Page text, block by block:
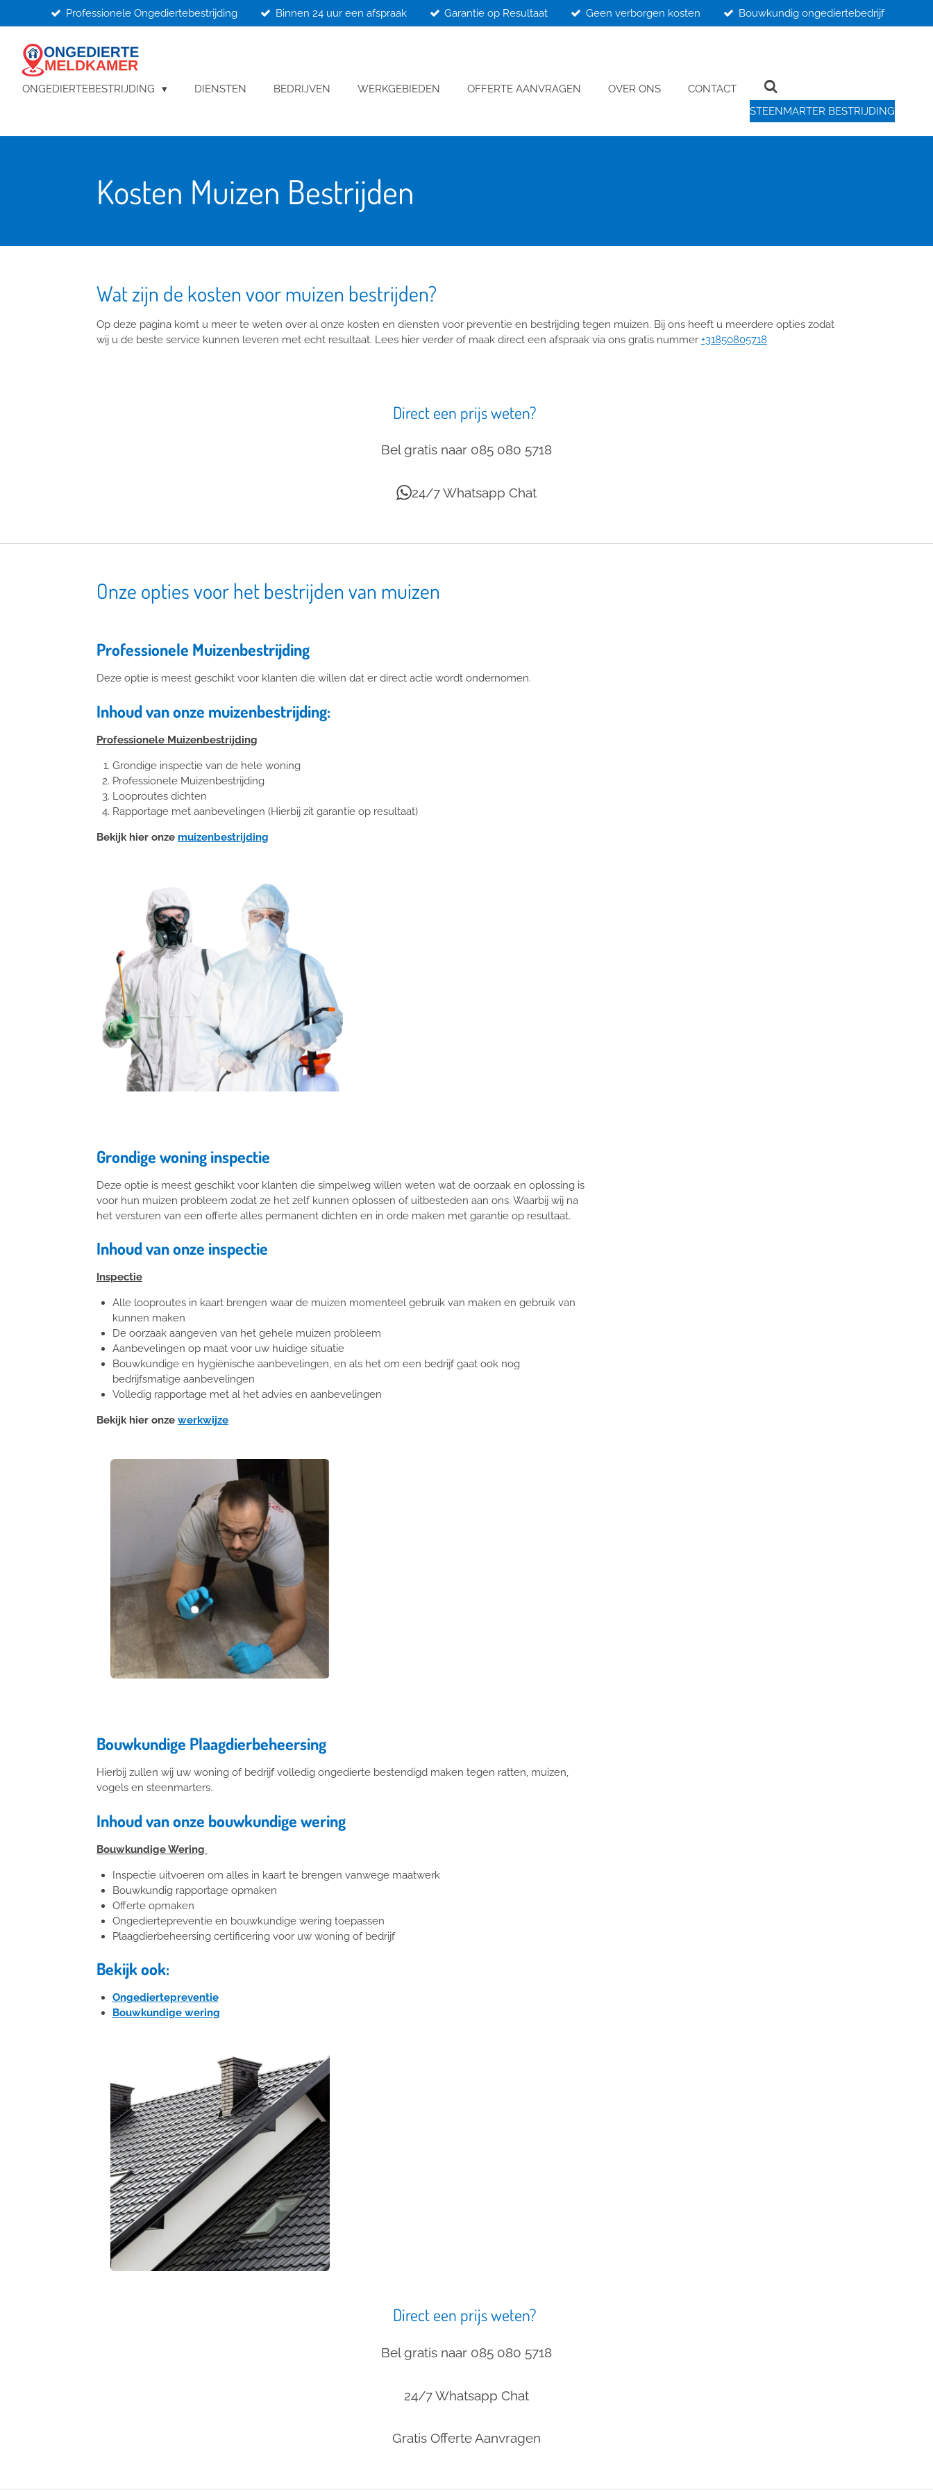
direct
naar
hoofdinhoud
Professionele Ongediertebestrijding Binnen 24 uur een afspraak Garantie op Resultaat Geen verborgen kosten Bouwkundig ongediertebedrijf
ONGEDIERTEBESTRIJDING DIENSTEN BEDRIJVEN WERKGEBIEDEN OFFERTE AANVRAGEN OVER ONS
CONTACT
STEENMARTER BESTRIJDING
Kosten Muizen Bestrijden
Wat zijn de kosten voor muizen bestrijden?
Op deze pagina komt u meer te weten over al onze kosten en diensten voor preventie en bestrijding tegen muizen. Bij ons heeft u meerdere opties zodat
wij u de beste service kunnen leveren met echt resultaat. Lees hier verder of maak direct een afspraak via ons gratis nummer +31850805718
Direct een prijs weten?
Bel gratis naar 085 080 5718
24/7 Whatsapp Chat
Onze opties voor het bestrijden van muizen
Professionele Muizenbestrijding
Deze optie is meest geschikt voor klanten die willen dat er direct actie wordt ondernomen.
Inhoud van onze muizenbestrijding:
Professionele Muizenbestrijding
Grondige inspectie van de hele woning
Professionele Muizenbestrijding
Looproutes dichten
Rapportage met aanbevelingen (Hierbij zit garantie op resultaat)
Bekijk hier onze muizenbestrijding
Grondige woning inspectie
Deze optie is meest geschikt voor klanten die simpelweg willen weten wat de oorzaak en oplossing is
voor hun muizen probleem zodat ze het zelf kunnen oplossen of uitbesteden aan ons. Waarbij wij na
het versturen van een offerte alles permanent dichten en in orde maken met garantie op resultaat.
Inhoud van onze inspectie
Inspectie
Alle looproutes in kaart brengen waar de muizen momenteel gebruik van maken en gebruik van
kunnen maken
De oorzaak aangeven van het gehele muizen probleem
Aanbevelingen op maat voor uw huidige situatie
Bouwkundige en hygiënische aanbevelingen, en als het om een bedrijf gaat ook nog
bedrijfsmatige aanbevelingen
Volledig rapportage met al het advies en aanbevelingen
Bekijk hier onze werkwijze
Bouwkundige Plaagdierbeheersing
Hierbij zullen wij uw woning of bedrijf volledig ongedierte bestendigd maken tegen ratten, muizen,
vogels en steenmarters.
Inhoud van onze bouwkundige wering
Bouwkundige Wering
Inspectie uitvoeren om alles in kaart te brengen vanwege maatwerk
Bouwkundig rapportage opmaken
Offerte opmaken
Ongediertepreventie en bouwkundige wering toepassen
Plaagdierbeheersing certificering voor uw woning of bedrijf
Bekijk ook:
Ongediertepreventie
Bouwkundige wering
Direct een prijs weten?
Bel gratis naar 085 080 5718
24/7 Whatsapp Chat
Gratis Offerte Aanvragen